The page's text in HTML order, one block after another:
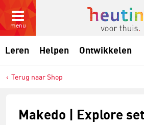
menu
Leren Helpen Ontwikkelen
Terug naar Shop
Makedo | Explore